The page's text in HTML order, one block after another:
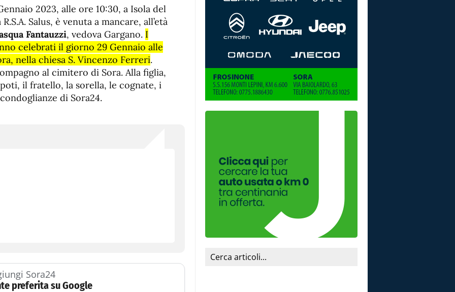
fuente
de
fuente.
2023, alle ore 10:30, a Isola del
Salus, è venuta a mancare, all’età
Fantauzzi, vedova Gargano. I
celebrati il giorno 29 Gennaio alle
nella chiesa S. Vincenzo Ferreri.
al cimitero di Sora. Alla figlia,
il fratello, la sorella, le cognate, i
di Sora24.
Sora24
preferita su Google